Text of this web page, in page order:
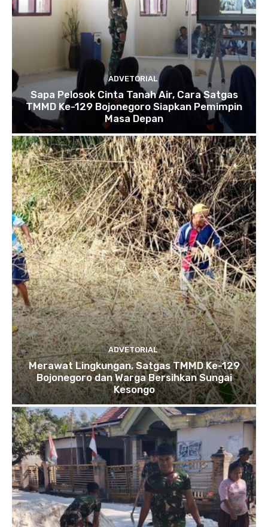
ADVETORIAL
Sapa Pelosok Cinta Tanah Air, Cara Satgas
TMMD Ke-129 Bojonegoro Siapkan Pemimpin
Masa Depan
ADVETORIAL
Merawat Lingkungan, Satgas TMMD Ke-129
Bojonegoro dan Warga Bersihkan Sungai
Kesongo